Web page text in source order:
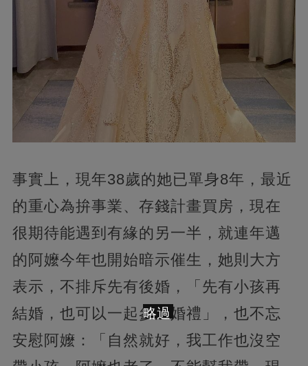
事實上，現年38歲的她已單身8年，最近
的重心為拚事業、存錢計畫買房，現在
很期待能遇到有緣的另一半，就連年邁
的阿嬤今年也開始暗示催生，她則大方
表示，不排斥先有後婚，「先有小孩再
結婚，也可以一起參加婚禮」，也不忘
安慰阿嬤：「自然就好，我工作也沒空
略過